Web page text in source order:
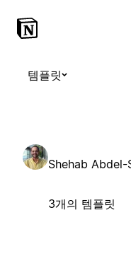
템플릿
Shehab Abdel-
3개의 템플릿